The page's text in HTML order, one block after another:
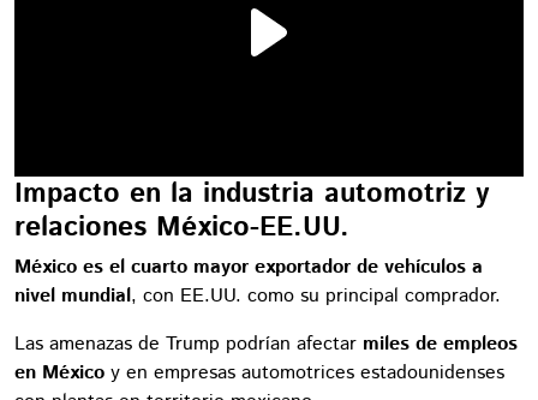
Impacto en la industria automotriz y
relaciones México-EE.UU.
México es el cuarto mayor exportador de vehículos a
nivel mundial, con EE.UU. como su principal comprador.
Las amenazas de Trump podrían afectar miles de empleos
en México y en empresas automotrices estadounidenses